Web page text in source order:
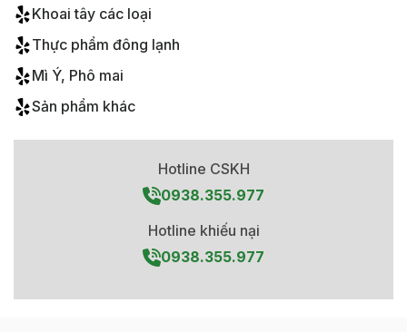
Khoai tây các loại
Thực phẩm đông lạnh
Mì Ý, Phô mai
Sản phẩm khác
Hotline CSKH
0938.355.977
Hotline khiếu nại
0938.355.977